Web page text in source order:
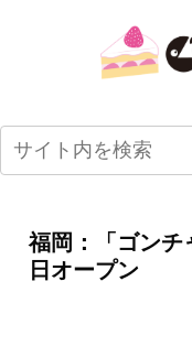
福岡：「ゴンチ
日オープン